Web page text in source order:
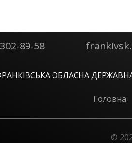
89-58
ОБЛАСНА
Головна
©